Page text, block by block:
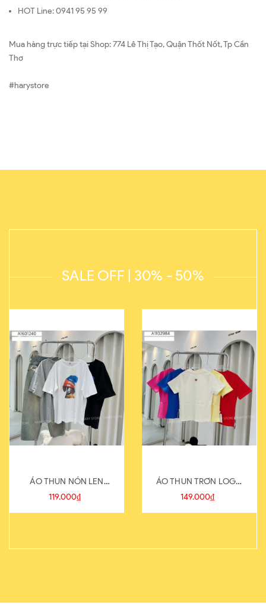
HOT Line: 0941 95 95 99
Mua hàng trực tiếp tại Shop: 774 Lê Thị Tạo, Quận Thốt Nốt, Tp Cần
Thơ
#harystore
SALE OFF | 30% - 50%
ÁO THUN NÓN LEN
821-1
119.000₫
ÁO THUN TRƠN LOGO
SAU
149.000₫